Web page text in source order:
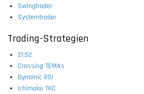
Swingtrader
Systemtrader
Trading-Strategien
21:52
Crossing TEMAs
Dynamic RSI
Ichimoku TKC